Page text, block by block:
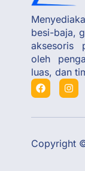
besi-baja,
aksesoris
oleh
luas, dan
Copyright